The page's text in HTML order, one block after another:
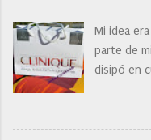
post os
cepillo
Mi idea
parte de
disipó en
resistirse